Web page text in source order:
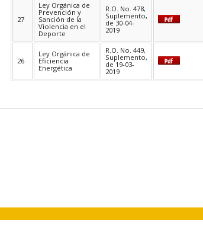
27
Ley Orgánica de
Prevención y
Sanción de la
Violencia en el
Deporte
R.O. No. 478,
Suplemento,
de 30-04-
2019
26
Ley Orgánica de
Eficiencia
Energética
R.O. No. 449,
Suplemento,
de 19-03-
2019